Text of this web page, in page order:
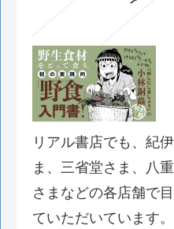
リアル書店でも、紀
ま、三省堂さま、八
さまなどの各店舗で
ていただいています。